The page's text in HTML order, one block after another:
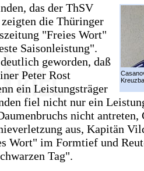
das der ThSV
die Thüringer
"Freies Wort"
Saisonleistung".
geworden, daß
Peter Rost
ein Leistungsträger
fiel nicht nur ein
nicht antreten,
aus, Kapitän
Wort" im Formtief und
Tag".